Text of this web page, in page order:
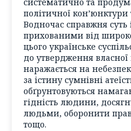
політичної кон’юнктури
Водночас справжня
прихованими від
цього українське
до утвердження власної
наражається на
за істину сумнівні
обґрунтовуються
гідність людини,
людьми, оборонити
тощо.